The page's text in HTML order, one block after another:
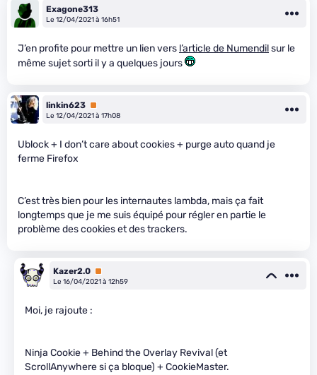
Exagone313
Le 12/04/2021 à 16h51
J’en profite pour mettre un lien vers l’article de Numendilsur le
même sujet sorti il y a quelques jours
linkin623 Premium
Le 12/04/2021 à 17h08
Ublock + I don’t care about cookies + purge auto quand je
ferme Firefox
C’est très bien pour les internautes lambda, mais ça fait
longtemps que je me suis équipé pour régler en partie le
problème des cookies et des trackers.
Kazer2.0 Premium
Le 16/04/2021 à 12h59
Moi, je rajoute :
Ninja Cookie + Behind the Overlay Revival (et
ScrollAnywhere si ça bloque) + CookieMaster.